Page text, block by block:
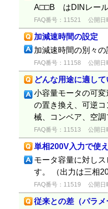
A□□B はDINレー
FAQ番号：11521 公開日
加減速時間の設定
加減速時間の別々
FAQ番号：11158 公開日
どんな用途に適し
小容量モータの可
の置き換え、可逆
械、コンベア、空
FAQ番号：11513 公開日
単相200V入力で使
モータ容量に対し
す。 （出力は三相
FAQ番号：11519 公開日
従来との差（パラ